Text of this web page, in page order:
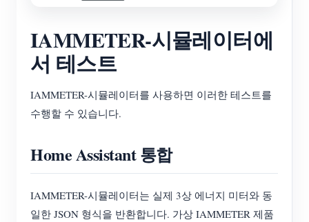
IAMMETER-시뮬레이터에
서 테스트
IAMMETER-시뮬레이터를 사용하면 이러한 테스트를
수행할 수 있습니다.
Home Assistant 통합
IAMMETER-시뮬레이터는 실제 3상 에너지 미터와 동
일한 JSON 형식을 반환합니다. 가상 IAMMETER 제품